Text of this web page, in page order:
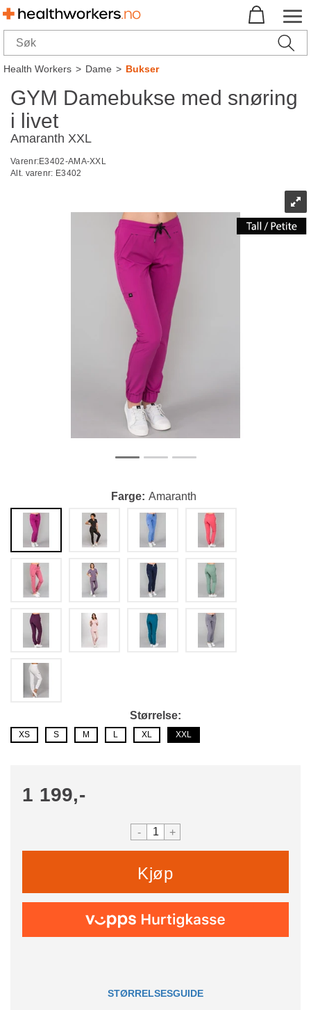
Health Workers>Dame>Bukser
GYM Damebukse med snøring
i livet
Amaranth XXL
Varenr:E3402-AMA-XXL
Alt. varenr: E3402
Farge Amaranth
Størrelse
XS S M L XL XXL
1 199,-
- +
Kjøp
STØRRELSESGUIDE